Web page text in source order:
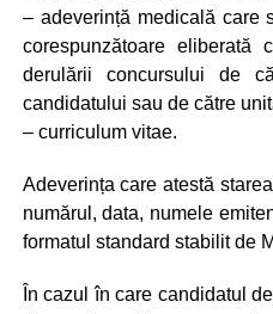
– adeverință medicală care
corespunzătoare
derulării concursului de
candidatului sau de către
– curriculum vitae.
Adeverința care atestă
numărul, data, numele
formatul standard stabilit de
În cazul în care candidatul